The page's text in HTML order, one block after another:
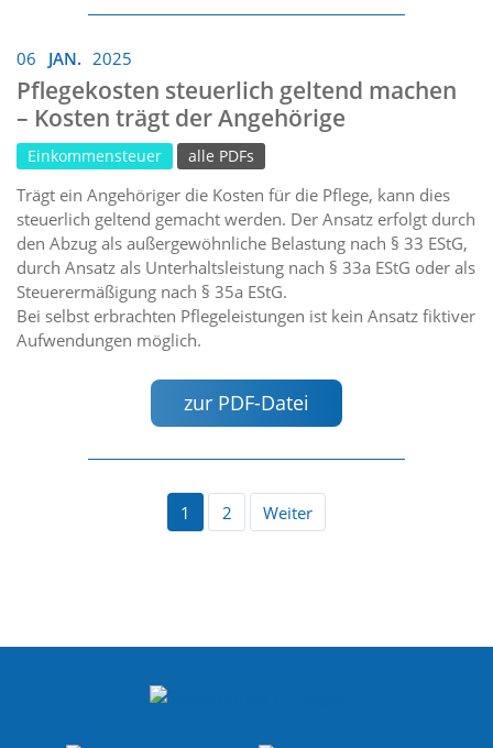
06 JAN. 2025
Pflegekosten steuerlich geltend machen
– Kosten trägt der Angehörige
Einkommensteuer alle PDFs
Trägt ein Angehöriger die Kosten für die Pflege, kann dies
steuerlich geltend gemacht werden. Der Ansatz erfolgt durch
den Abzug als außergewöhnliche Belastung nach § 33 EStG,
durch Ansatz als Unterhaltsleistung nach § 33a EStG oder als
Steuerermäßigung nach § 35a EStG.
Bei selbst erbrachten Pflegeleistungen ist kein Ansatz fiktiver
Aufwendungen möglich.
zur PDF-Datei
1 2 Weiter